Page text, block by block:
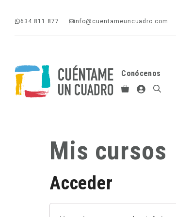
Saltar
al
634 811 877 info@cuentameuncuadro.com
Conócenos
Mis cursos
Acceder